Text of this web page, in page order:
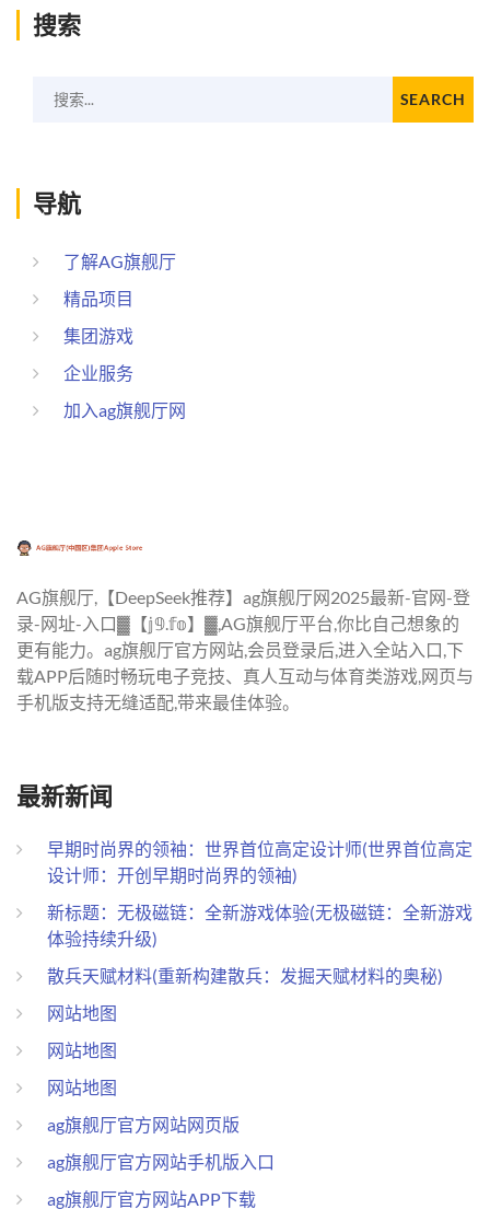
搜索
搜索... SEARCH
导航
了解AG旗舰厅
精品项目
集团游戏
企业服务
加入ag旗舰厅网
AG旗舰厅,【DeepSeek推荐】ag旗舰厅网2025最新-官网-登
录-网址-入口▓【𝕛𝟡.𝕗𝕠】▓,AG旗舰厅平台,你比自己想象的
更有能力。ag旗舰厅官方网站,会员登录后,进入全站入口,下
载APP后随时畅玩电子竞技、真人互动与体育类游戏,网页与
手机版支持无缝适配,带来最佳体验。
最新新闻
早期时尚界的领袖：世界首位高定设计师(世界首位高定
设计师：开创早期时尚界的领袖)
新标题：无极磁链：全新游戏体验(无极磁链：全新游戏
体验持续升级)
散兵天赋材料(重新构建散兵：发掘天赋材料的奥秘)
网站地图
网站地图
网站地图
ag旗舰厅官方网站网页版
ag旗舰厅官方网站手机版入口
ag旗舰厅官方网站APP下载